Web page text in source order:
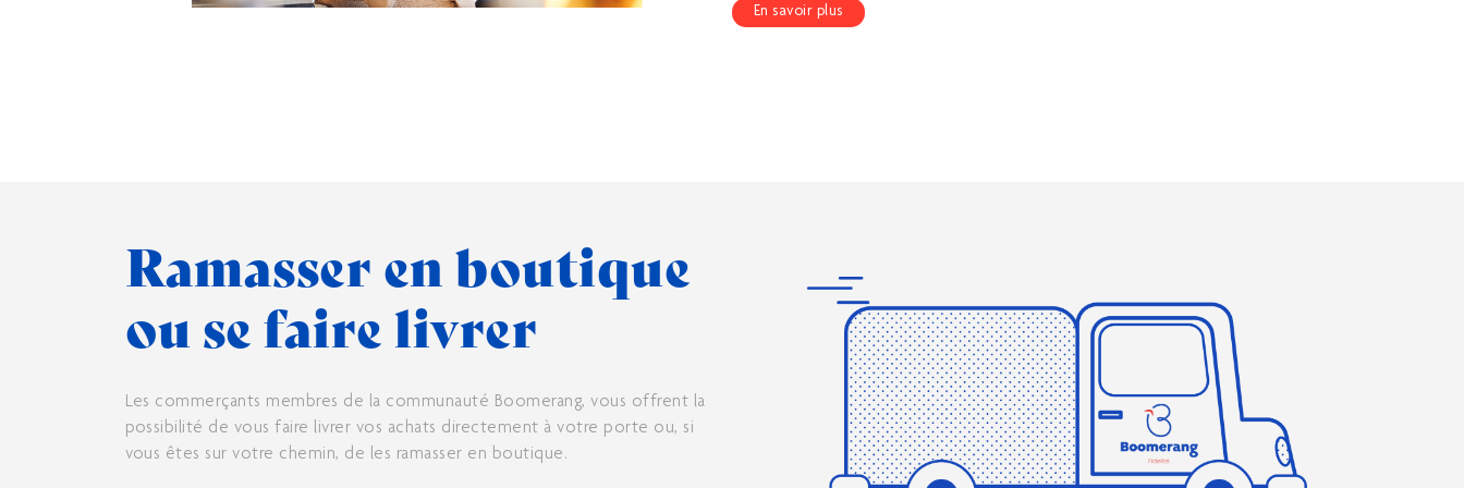
En savoir plus
Ramasser en boutique
ou se faire livrer
Les commerçants membres de la communauté Boomerang, vous offrent la
possibilité de vous faire livrer vos achats directement à votre porte ou, si
vous êtes sur votre chemin, de les ramasser en boutique.